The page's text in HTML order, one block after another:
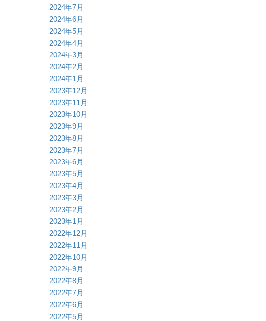
2024年7月
2024年6月
2024年5月
2024年4月
2024年3月
2024年2月
2024年1月
2023年12月
2023年11月
2023年10月
2023年9月
2023年8月
2023年7月
2023年6月
2023年5月
2023年4月
2023年3月
2023年2月
2023年1月
2022年12月
2022年11月
2022年10月
2022年9月
2022年8月
2022年7月
2022年6月
2022年5月